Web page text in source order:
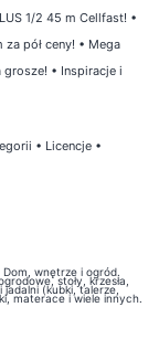
1/2 45 m Cellfast! •
pół ceny! • Mega
grosze! • Inspiracje i
• Licencje •
wnętrze i ogród.
stoły, krzesła,
jadalni (kubki, talerze,
materace i wiele innych.